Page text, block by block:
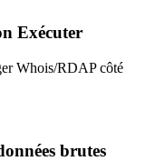
Exécuter
Whois/RDAP côté
brutes